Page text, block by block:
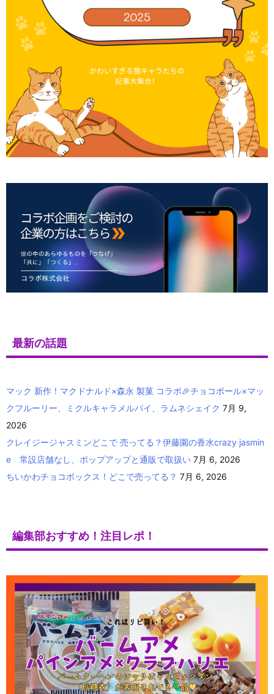
最新の話題
マック 新作！マクドナルド×森永 製菓 コラボ🎉チョコボール×マッ
クフルーリー、ミクルキャラメルパイ、ラムネシェイク 7月 9,
2026
クレイジージャスミンどこで 売ってる？伊藤園の香水crazy jasmin
e 常設店舗なし、ポップアップと通販で取扱い 7月 6, 2026
ちいかわチョコボックス！どこで売ってる？ 7月 6, 2026
編集部おすすめ！注目レポ！